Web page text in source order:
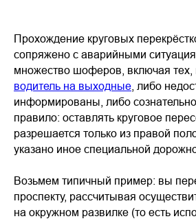
Прохождение круговых
сопряжено с аварийными
множество шоферов, включая тех,
водитель на выходные , либо
информированы, либо
правило: оставлять круговое
разрешается только из правой
указано иное специальной
Возьмем типичный пример: вы
проспекту, рассчитывая
на окружном развилке (то есть